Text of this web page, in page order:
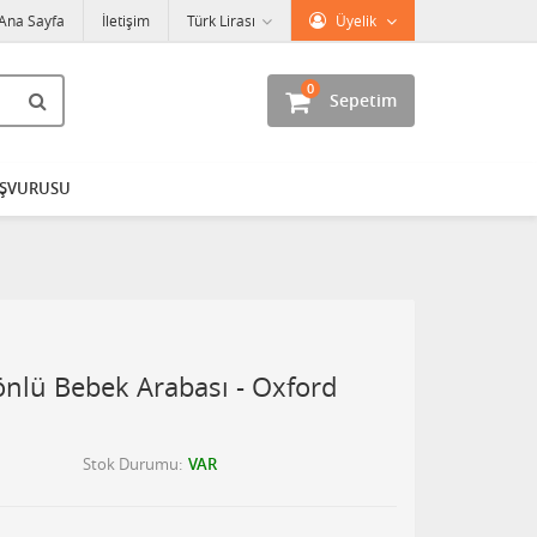
Üyelik
Türk Lirası
Sayfa İletişim
Sepetim
0
Bebek Arabası - Oxford
Stok Durumu VAR